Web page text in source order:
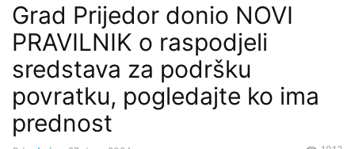
Grad Prijedor donio NOVI
PRAVILNIK o raspodjeli
sredstava za podršku
povratku, pogledajte ko ima
prednost